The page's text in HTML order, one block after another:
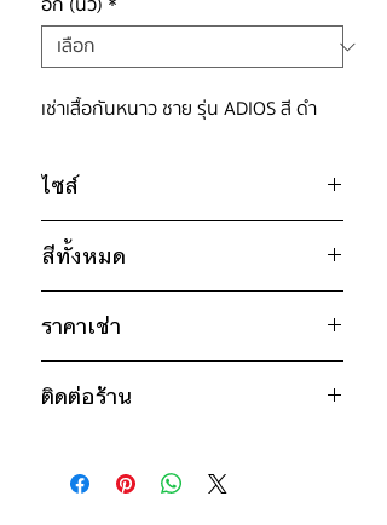
อก (นิ้ว) *
เช่าเสื้อกันหนาว ชาย รุ่น ADIOS สี ดำ
ไซส์
ไซส์ : M
อก 54" / เอว 52" / สะโพก 52" / ไหล่
กว้าง 21" / วงแขน 22" / ยาว 29"
ไซส์ : L
ไหล่กว้าง 21" / วงแขน 23" / ยาว
30"
สีทั้งหมด
ราคาเช่า
วันคืน)
ติดต่อร้านเพื่อสอบถามราคา
ติดต่อร้าน
ดูแผนที่ร้าน